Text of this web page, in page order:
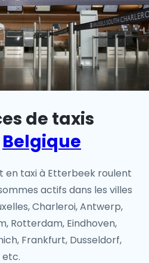
de taxis
Belgique
en taxi à Etterbeek roulent
actifs dans les villes
Charleroi, Antwerp,
Rotterdam, Eindhoven,
Frankfurt, Dusseldorf,
etc.